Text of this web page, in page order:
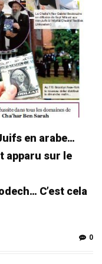
en arabe…
apparu sur le
C’est cela
0